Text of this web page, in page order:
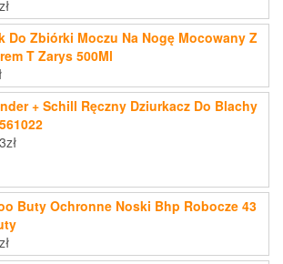
zł
Do Zbiórki Moczu Na Nogę Mocowany Z
T Zarys 500Ml
+ Schill Ręczny Dziurkacz Do Blachy
zł
Buty Ochronne Noski Bhp Robocze 43
zł